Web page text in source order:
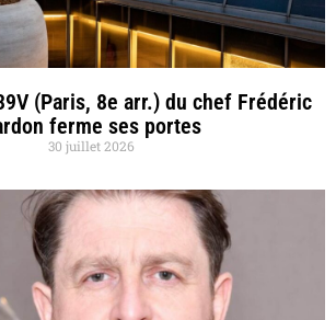
(Paris, 8e arr.) du chef Frédéric
ferme ses portes
30 juillet 2026